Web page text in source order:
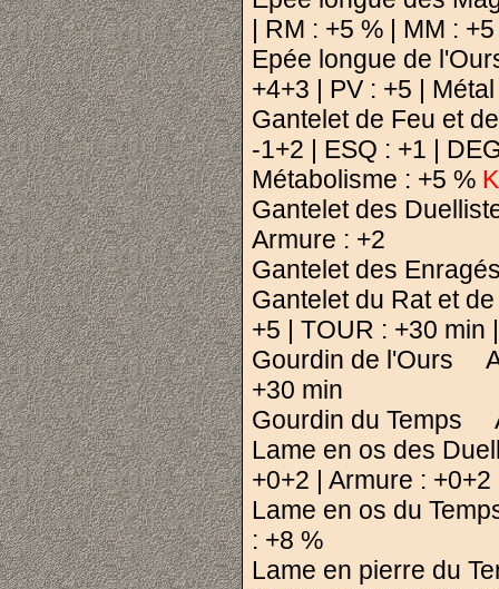
| RM : +5 % | MM :
Epée longue de
+4+3 | PV : +5 |
Gantelet de Feu et
-1+2 | ESQ : +1 |
Métabolisme : +5 %
Gantelet des
Armure : +2
Gantelet des
Gantelet du Rat et
+5 | TOUR : +30 min
Gourdin de l'Ours
+30 min
Gourdin du Temps
Lame en os des
+0+2 | Armure : +0+2
Lame en os du
: +8 %
Lame en pierre du